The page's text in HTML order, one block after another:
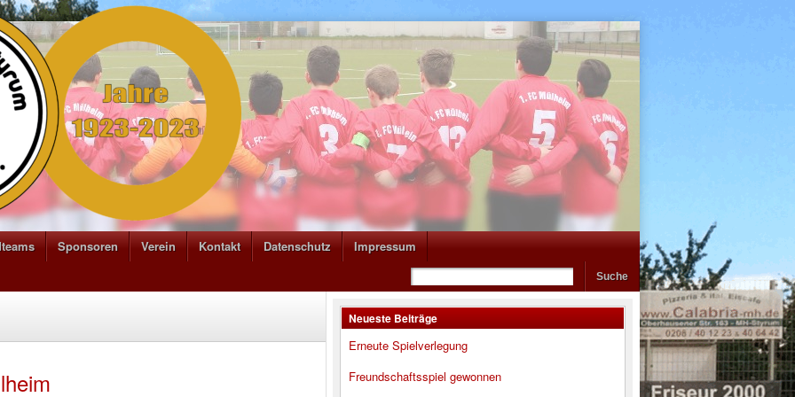
Sponsoren Verein Kontakt Datenschutz Impressum
Neueste Beiträge
Erneute Spielverlegung
Freundschaftsspiel gewonnen